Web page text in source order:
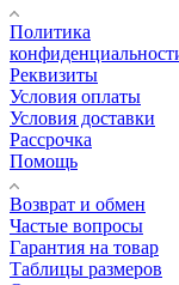
Политика
Реквизиты
Условия оплаты
Условия доставки
Рассрочка
Помощь
Возврат и обмен
Частые вопросы
Гарантия на товар
Таблицы размеров